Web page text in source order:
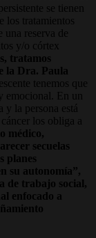
se tienen
los tratamientos
una reserva de
y/o córtex
tratamos
la Dra. Paula
tenemos que
emocional. En un
y la persona está
los obliga a
médico,
secuelas
planes
su autonomía”,
de trabajo social,
enfocado a